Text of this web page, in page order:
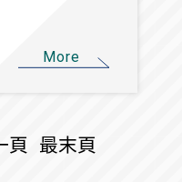
More
頁 最末頁